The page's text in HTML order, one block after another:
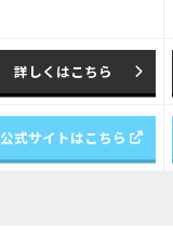
詳しくはこちら
公式サイトはこちら